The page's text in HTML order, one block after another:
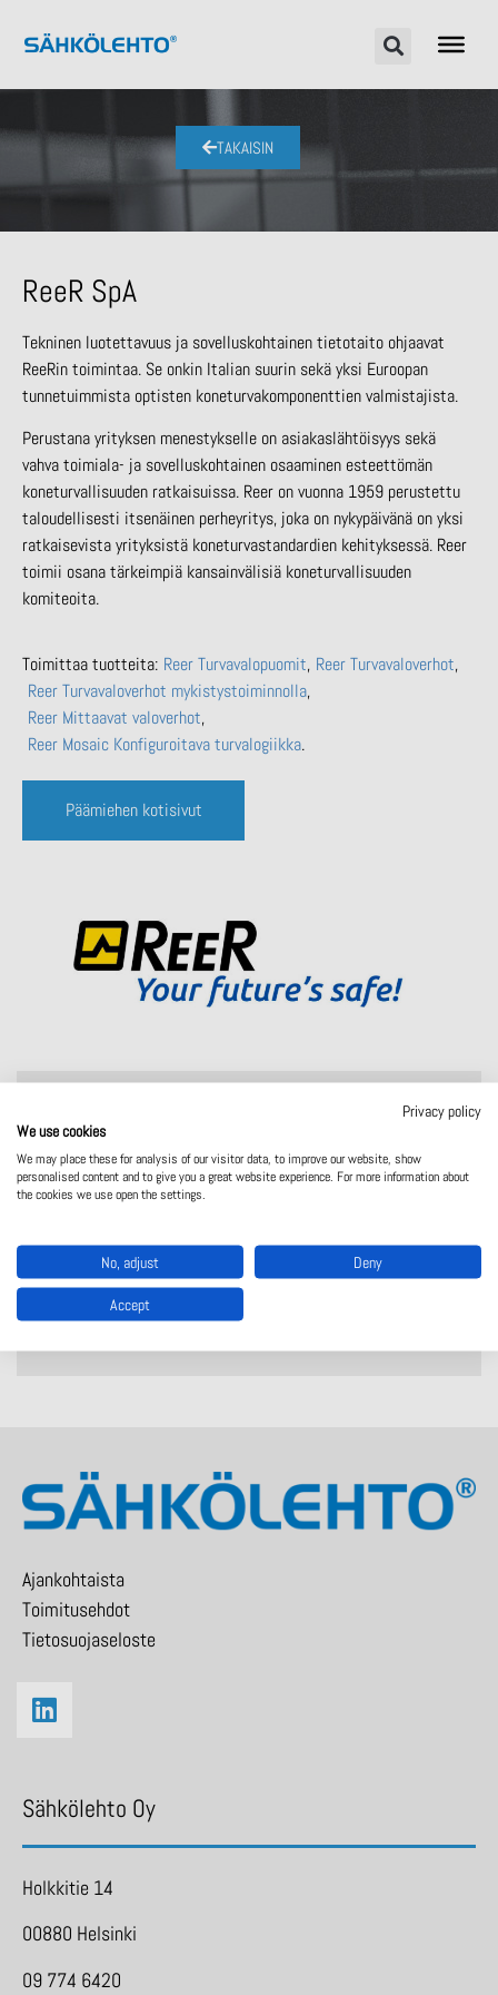
TAKAISIN
ReeR SpA
Tekninen luotettavuus ja sovelluskohtainen tietotaito ohjaavat
ReeRin toimintaa. Se onkin Italian suurin sekä yksi Euroopan
tunnetuimmista optisten koneturvakomponenttien valmistajista.
Perustana yrityksen menestykselle on asiakaslähtöisyys sekä
vahva toimiala- ja sovelluskohtainen osaaminen esteettömän
koneturvallisuuden ratkaisuissa. Reer on vuonna 1959 perustettu
taloudellisesti itsenäinen perheyritys, joka on nykypäivänä on yksi
ratkaisevista yrityksistä koneturvastandardien kehityksessä. Reer
toimii osana tärkeimpiä kansainvälisiä koneturvallisuuden
komiteoita.
Toimittaa tuotteita: Reer Turvavalopuomit Reer Turvavaloverhot
Reer Turvavaloverhot mykistystoiminnolla
Reer Mittaavat valoverhot
Reer Mosaic Konfiguroitava turvalogiikka
Päämiehen kotisivut
1959
Yhteistyön alkamisvuosi
2007
Päätoimipaikka
Torino, Italia
Verkosto
Edustettuna koko maailmassa
Tyontekijoita
Verkkosivusto
Ajankohtaista
Toimitusehdot
Tietosuojaseloste
Sähkölehto Oy
Holkkitie 14
00880 Helsinki
09 774 6420
Privacy policy
We use cookies
We may place these for analysis of our visitor data, to improve our website, show
personalised content and to give you a great website experience. For more information about
the cookies we use open the settings.
No, adjust Deny
Accept